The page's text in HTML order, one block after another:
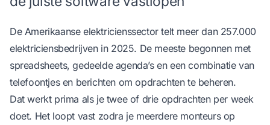
De Amerikaanse elektricienssector telt meer dan 257.000
elektriciensbedrijvenin 2025. De meeste begonnen met
spreadsheets, gedeelde agenda’s en een combinatie van
telefoontjes en berichten om opdrachten te beheren.
Dat werkt prima als je twee of drie opdrachten per week
doet. Het loopt vast zodra je meerdere monteurs op